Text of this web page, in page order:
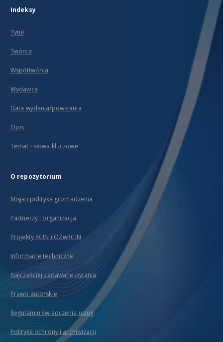
Indeksy
Tytuł
Twórca
Współtwórca
Wydawca
Data wydania/powstania
Opis
Temat i słowa kluczowe
O repozytorium
Misja i polityka gromadzenia
Partnerzy i organizacja
Projekty RCIN i OZwRCIN
Informacje techniczne
Najczęściej zadawane pytania
Prawo autorskie
Regulamin świadczenia usług
Polityka ochrony i archiwizacji